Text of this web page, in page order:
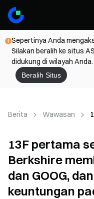
Sepertinya Anda
Silakan beralih ke situs
didukung di wilayah Anda.
Beralih Situs
Berita Wawasan
13F pertama
Berkshire
dan GOOG,
keuntungan